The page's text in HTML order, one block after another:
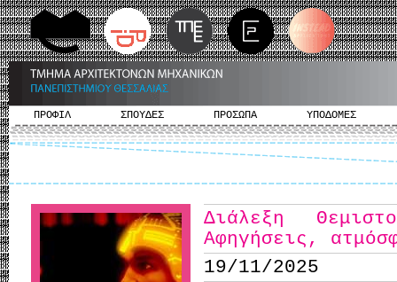
ΠΡΟΦΙΛ ΣΠΟΥΔΕΣ ΠΡΟΣΩΠΑ ΥΠΟΔΟΜΕΣ
Διάλεξη
Αφηγήσεις,
19/11/2025